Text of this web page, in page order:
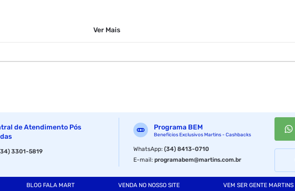
Ver Mais
de Atendimento Pós
3301-5819
Programa BEM
Benefícios Exclusivos Martins - Cashbacks
WhatsApp:(34) 8413-0710
E-mail:programabem@martins.com.br
BLOG FALA MART VENDA NO NOSSO SITE VEM SER GENTE MARTINS